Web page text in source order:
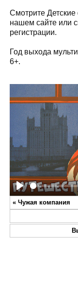
Смотрите
нашем сайте или
регистрации.
Год выхода
6+.
Play
« Чужая компания